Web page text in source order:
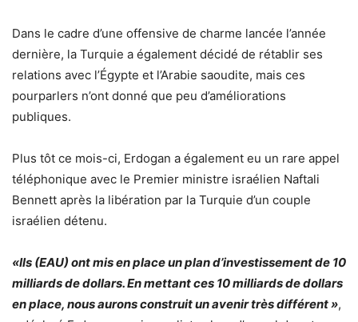
Dans le cadre d’une offensive de charme lancée l’année
dernière, la Turquie a également décidé de rétablir ses
relations avec l’Égypte et l’Arabie saoudite, mais ces
pourparlers n’ont donné que peu d’améliorations
publiques.
Plus tôt ce mois-ci, Erdogan a également eu un rare appel
téléphonique avec le Premier ministre israélien Naftali
Bennett après la libération par la Turquie d’un couple
israélien détenu.
«Ils (EAU) ont mis en place un plan d’investissement de 10
milliards de dollars. En mettant ces 10 milliards de dollars
en place, nous aurons construit un avenir très différent »,